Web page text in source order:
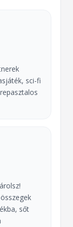
sci-fi
sőt